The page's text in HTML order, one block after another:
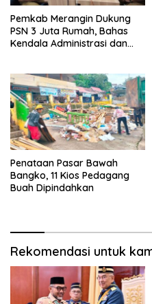
Pemkab Merangin Dukung
PSN 3 Juta Rumah, Bahas
Kendala Administrasi dan
Penataan Pasar Bawah
Bangko, 11 Kios Pedagang
Buah Dipindahkan
Rekomendasi untuk